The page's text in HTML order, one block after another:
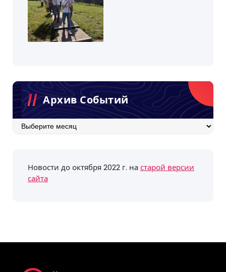
Архив Событий
Архив
Новости до октября 2022 г. настарой версии
сайта